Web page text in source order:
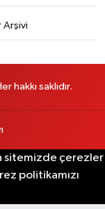
Arşivi
hakkı saklıdır.
sitemizde çerezler
politikamızı